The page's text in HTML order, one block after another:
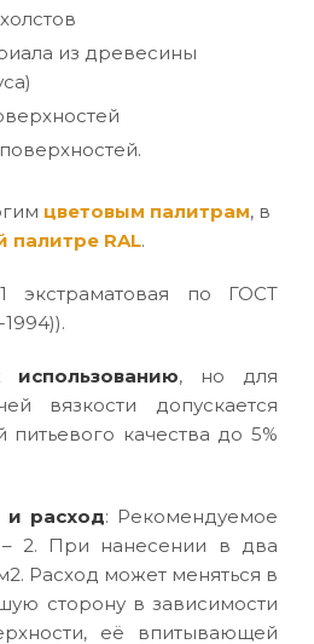
из древесины
цветовым палитрам, в
палитре RAL.
экстраматовая по ГОСТ
1994)).
, но для
вязкости допускается
качества до 5%
и расход: Рекомендуемое
– 2. При нанесении в два
Расход может меняться в
сторону в зависимости
её впитывающей